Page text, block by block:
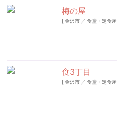
梅の屋
[金沢市 ／ 食堂・定食屋
食3丁目
[金沢市 ／ 食堂・定食屋